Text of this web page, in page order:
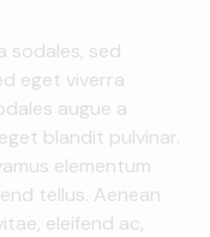
sodales, sed
eget viverra
augue a
blandit pulvinar.
elementum
tellus. Aenean
eleifend ac,